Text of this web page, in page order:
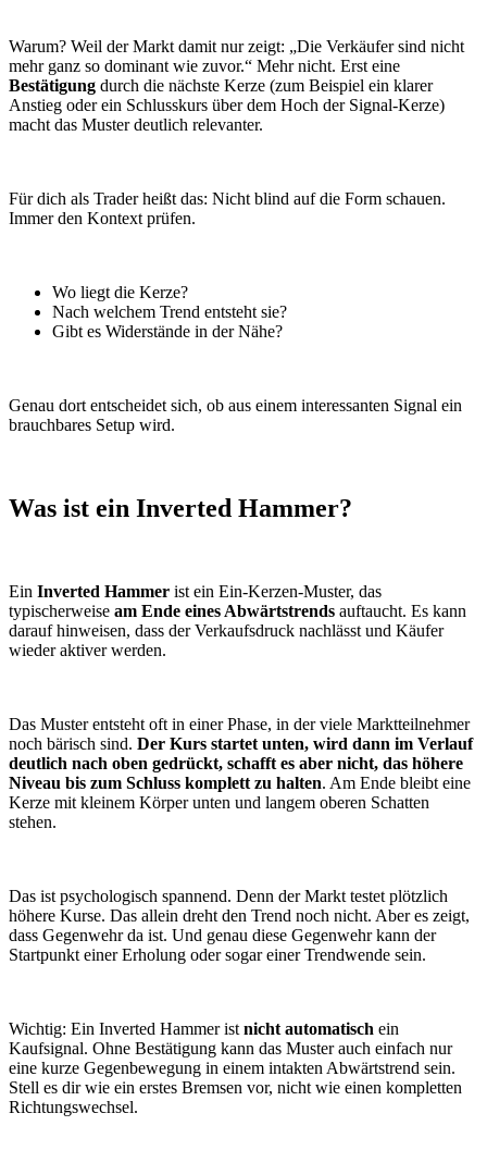
Warum? Weil der Markt damit nur zeigt: „Die Verkäufer sind nicht
mehr ganz so dominant wie zuvor.“ Mehr nicht. Erst eine
Bestätigung durch die nächste Kerze (zum Beispiel ein klarer
Anstieg oder ein Schlusskurs über dem Hoch der Signal-Kerze)
macht das Muster deutlich relevanter.
Für dich als Trader heißt das: Nicht blind auf die Form schauen.
Immer den Kontext prüfen.
Wo liegt die Kerze?
Nach welchem Trend entsteht sie?
Gibt es Widerstände in der Nähe?
Genau dort entscheidet sich, ob aus einem interessanten Signal ein
brauchbares Setup wird.
Was ist ein Inverted Hammer?
Ein Inverted Hammer ist ein Ein-Kerzen-Muster, das
typischerweise am Ende eines Abwärtstrends auftaucht. Es kann
darauf hinweisen, dass der Verkaufsdruck nachlässt und Käufer
wieder aktiver werden.
Das Muster entsteht oft in einer Phase, in der viele Marktteilnehmer
noch bärisch sind. Der Kurs startet unten, wird dann im Verlauf
deutlich nach oben gedrückt, schafft es aber nicht, das höhere
Niveau bis zum Schluss komplett zu halten. Am Ende bleibt eine
Kerze mit kleinem Körper unten und langem oberen Schatten
stehen.
Das ist psychologisch spannend. Denn der Markt testet plötzlich
höhere Kurse. Das allein dreht den Trend noch nicht. Aber es zeigt,
dass Gegenwehr da ist. Und genau diese Gegenwehr kann der
Startpunkt einer Erholung oder sogar einer Trendwende sein.
Wichtig: Ein Inverted Hammer ist nicht automatisch ein
Kaufsignal. Ohne Bestätigung kann das Muster auch einfach nur
eine kurze Gegenbewegung in einem intakten Abwärtstrend sein.
Stell es dir wie ein erstes Bremsen vor, nicht wie einen kompletten
Richtungswechsel.